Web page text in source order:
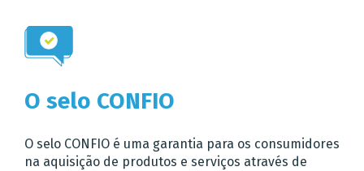
O selo CONFIO
O selo CONFIO é uma garantia para os consumidores
na aquisição de produtos e serviços através de